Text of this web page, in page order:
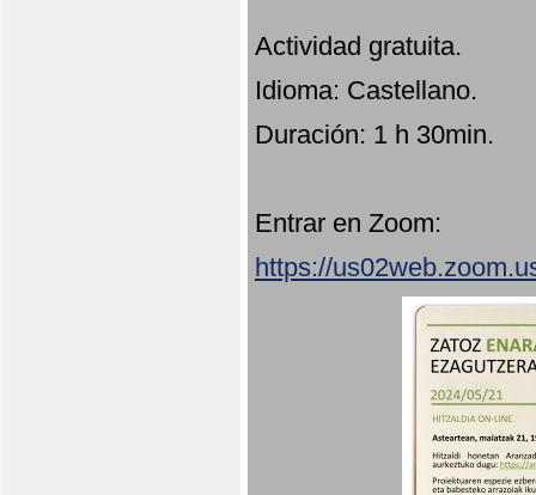
Actividad gratuita.
Idioma: Castellano.
Duración: 1 h 30min.
Entrar en Zoom:
https://